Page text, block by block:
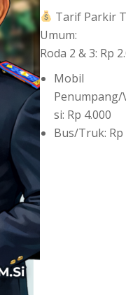
Tarif Parkir
Umum:
Roda 2 & 3: Rp
Mobil
si: Rp 4.000
Bus/Truk: Rp